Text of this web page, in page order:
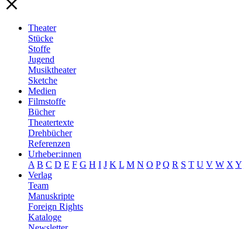
Theater
Stücke
Stoffe
Jugend
Musiktheater
Sketche
Medien
Filmstoffe
Bücher
Theatertexte
Drehbücher
Referenzen
Urheber:innen
A B C D E F G H I J K L M N O P Q R S T U V W X Y
Verlag
Team
Manuskripte
Foreign Rights
Kataloge